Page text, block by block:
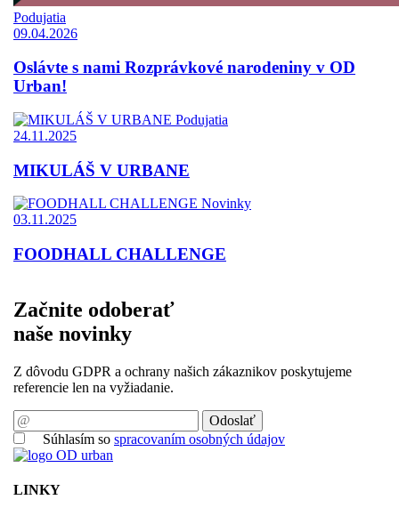
Podujatia
09.04.2026
Oslávte s nami Rozprávkové narodeniny v OD
Urban!
Podujatia
24.11.2025
MIKULÁŠ V URBANE
Novinky
03.11.2025
FOODHALL CHALLENGE
Začnite odoberať
naše novinky
Z dôvodu GDPR a ochrany našich zákaznikov poskytujeme
referencie len na vyžiadanie.
Odoslať
Súhlasím so spracovaním osobných údajov
LINKY